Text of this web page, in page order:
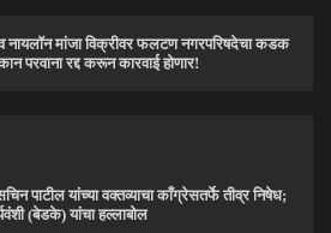
नायलॉन मांजा विक्रीवर फलटण नगरपरिषदेचा कडक
परवाना रद्द करून कारवाई होणार!
पाटील यांच्या वक्तव्याचा काँग्रेसतर्फे तीव्र निषेध;
(बेडके) यांचा हल्लाबोल